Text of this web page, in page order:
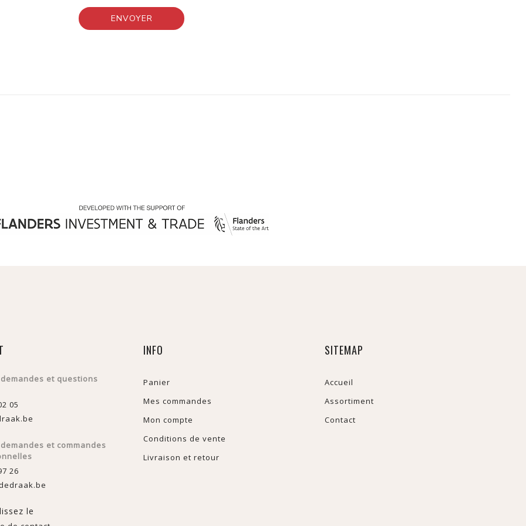
et questions
05
et commandes
26
le
INFO
Panier
Mes commandes
Mon compte
Conditions de vente
Livraison et retour
SITEMAP
Accueil
Assortiment
Contact